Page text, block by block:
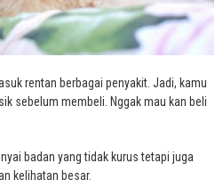
rentan berbagai penyakit. Jadi, kamu
sebelum membeli. Nggak mau kan beli
badan yang tidak kurus tetapi juga
kelihatan besar.